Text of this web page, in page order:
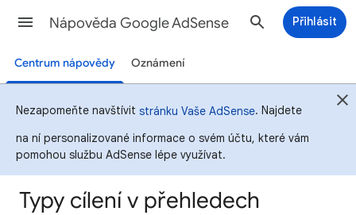
Nápověda Google AdSense Přihlásit
Centrum nápovědy Oznámení
Nezapomeňte navštívit stránku Vaše AdSense. Najdete
na ní personalizované informace o svém účtu, které vám
pomohou službu AdSense lépe využívat.
Typy cílení v přehledech